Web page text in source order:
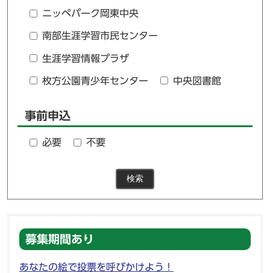
ニッペパーク岡東中央
南部生涯学習市民センター
生涯学習情報プラザ
枚方公園青少年センター 中央図書館
事前申込
必要 不要
検索
募集期間あり
あなたの絵で投票を呼びかけよう！